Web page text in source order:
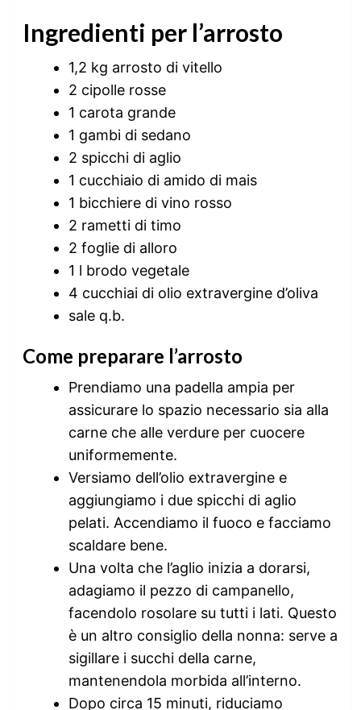
Ingredienti per l’arrosto
1,2 kg arrosto di vitello
2 cipolle rosse
1 carota grande
1 gambi di sedano
2 spicchi di aglio
1 cucchiaio di amido di mais
1 bicchiere di vino rosso
2 rametti di timo
2 foglie di alloro
1 l brodo vegetale
4 cucchiai di olio extravergine d’oliva
sale q.b.
Come preparare l’arrosto
Prendiamo una padella ampia per
assicurare lo spazio necessario sia alla
carne che alle verdure per cuocere
uniformemente.
Versiamo dell’olio extravergine e
aggiungiamo i due spicchi di aglio
pelati. Accendiamo il fuoco e facciamo
scaldare bene.
Una volta che l’aglio inizia a dorarsi,
adagiamo il pezzo di campanello,
facendolo rosolare su tutti i lati. Questo
è un altro consiglio della nonna: serve a
sigillare i succhi della carne,
mantenendola morbida all’interno.
Dopo circa 15 minuti, riduciamo